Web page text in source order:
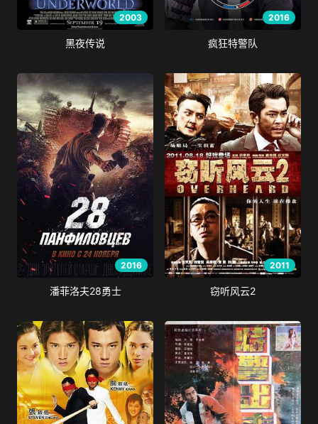
2003
黑夜传说
2016
疯狂特警队
2016
潘菲洛夫28勇士
2011
窃听风云2